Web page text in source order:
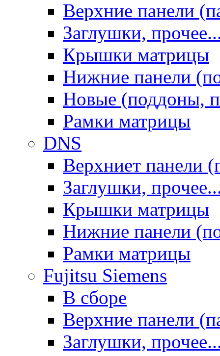
Верхние панели
Заглушки,
Крышки матрицы
Нижние панели
Новые (поддоны,
Рамки матрицы
DNS
Верхниет панели
Заглушки,
Крышки матрицы
Нижние панели
Рамки матрицы
Fujitsu Siemens
В сборе
Верхние панели
Заглушки,